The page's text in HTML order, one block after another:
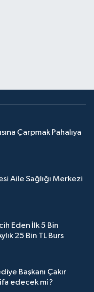
Çarpmak Pahalıya
Aile Sağlığı Merkezi
Eden İlk 5 Bin
25 Bin TL Burs
Başkanı Çakır
edecek mi?